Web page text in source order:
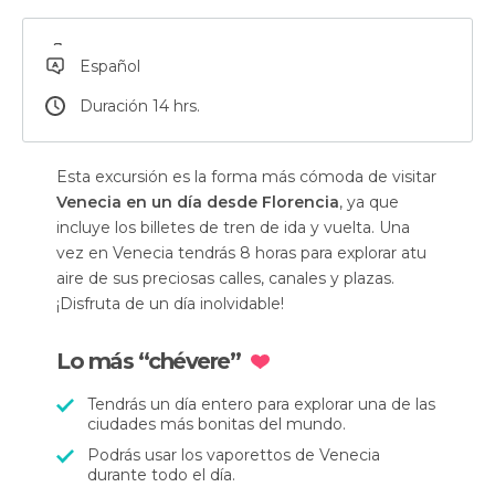
Español
Duración 14 hrs.
Esta excursión es la forma más cómoda de visitar
Venecia en un día desde Florencia, ya que
incluye los billetes de tren de ida y vuelta. Una
vez en Venecia tendrás 8 horas para explorar atu
aire de sus preciosas calles, canales y plazas.
¡Disfruta de un día inolvidable!
Lo más “chévere”
Tendrás un día entero para explorar una de las
ciudades más bonitas del mundo.
Podrás usar los vaporettos de Venecia
durante todo el día.